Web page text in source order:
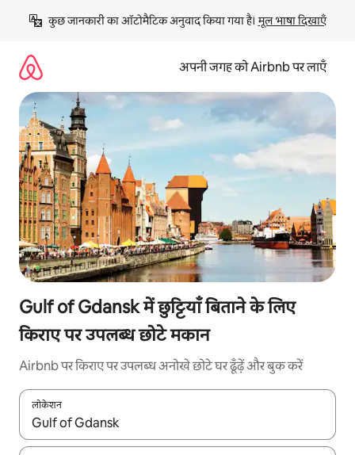
छोड़कर
कॉन्टेंट
कुछ जानकारी का ऑटोमैटिक अनुवाद किया गया है। मूल भाषा दिखाएँ
अपनी जगह को Airbnb पर लाएँ
Gulf of Gdansk में छुट्टियाँ बिताने के लिए
किराए पर उपलब्ध छोटे मकान
Airbnb पर किराए पर उपलब्ध अनोखे छोटे घर ढूँढ़ें और बुक करें
लोकेशन
नतीजों के उपलब्ध होने पर, अप और डाउन 'ऐरो की' का इस्तेमाल करके नेविगेट